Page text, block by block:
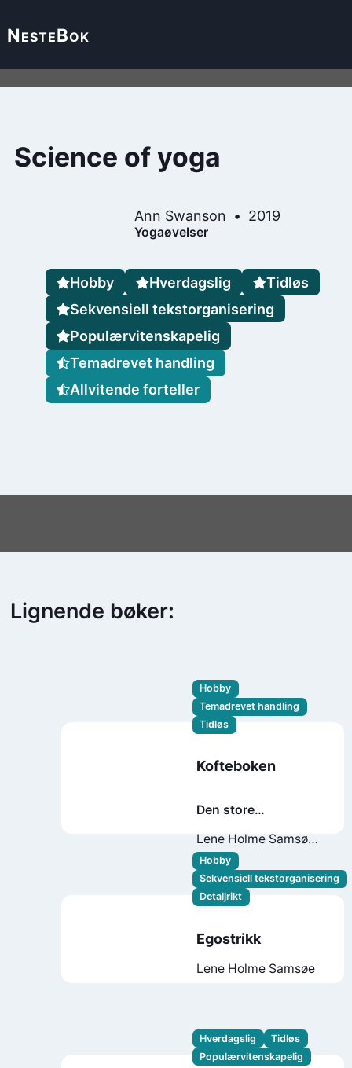
NesteBok
Science of yoga
Ann Swanson 2019
Yogaøvelser
Hobby Hverdagslig
Tidløs
Sekvensiell tekstorganisering
Populærvitenskapelig
Temadrevet handling
Allvitende forteller
Lignende bøker:
Hobby
Temadrevet handling
Tidløs
Kofteboken
Den store
Lene Holme Samsøe
Liv Sandvik
Jakobsen
Hobby
Sekvensiell tekstorganisering
Detaljrikt
Egostrikk
Lene Holme Samsøe
Hverdagslig
Tidløs
Populærvitenskapelig